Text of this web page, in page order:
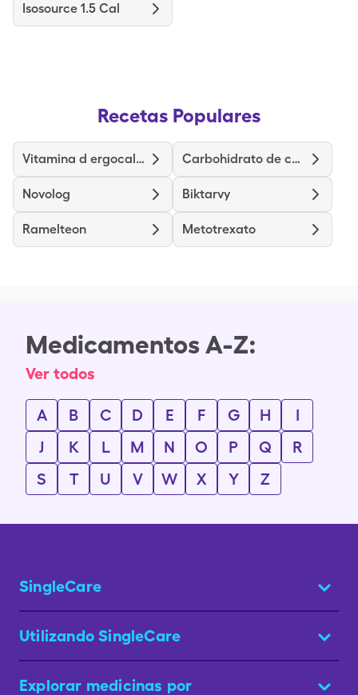
Isosource 1.5 Cal
Recetas Populares
Vitamina d ergocalciferol Carbohidrato de calcio-colecalciferol
Novolog Biktarvy
Ramelteon Metotrexato
Medicamentos A-Z:
Ver todos
A B C D E F G H
I
J
K L M N O P Q
R
S
T U V W X Y Z
SingleCare
Utilizando SingleCare
Explorar medicinas por